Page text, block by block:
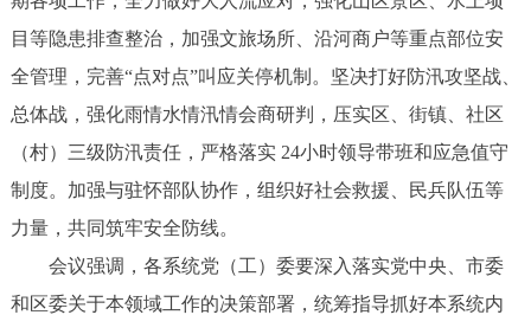
目等隐患排查整治，加强文旅场所、沿河商户等重点部位安
全管理，完善“点对点”叫应关停机制。坚决打好防汛攻坚战、
总体战，强化雨情水情汛情会商研判，压实区、街镇、社区
（村）三级防汛责任，严格落实 24小时领导带班和应急值守
制度。加强与驻怀部队协作，组织好社会救援、民兵队伍等
力量，共同筑牢安全防线。
会议强调，各系统党（工）委要深入落实党中央、市委
和区委关于本领域工作的决策部署，统筹指导抓好本系统内